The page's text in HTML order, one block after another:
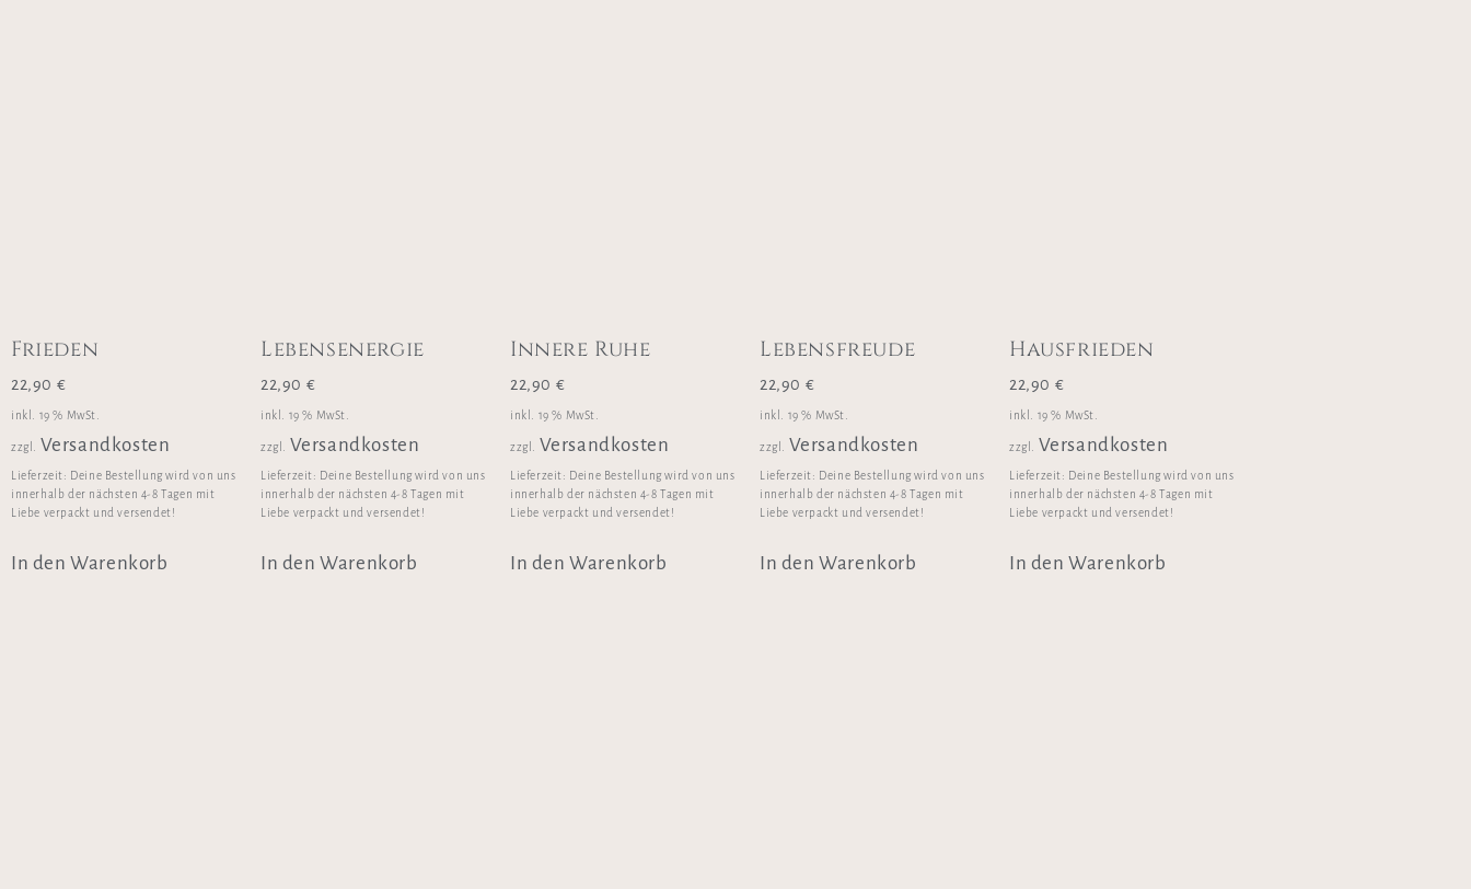
Frieden
22,90 €
inkl. 19 % MwSt.
zzgl. Versandkosten
Lieferzeit: Deine Bestellung wird von uns
innerhalb der nächsten 4-8 Tagen mit
Liebe verpackt und versendet!
In den Warenkorb
Lebensenergie
22,90 €
inkl. 19 % MwSt.
zzgl. Versandkosten
Lieferzeit: Deine Bestellung wird von uns
innerhalb der nächsten 4-8 Tagen mit
Liebe verpackt und versendet!
In den Warenkorb
Innere Ruhe
22,90 €
inkl. 19 % MwSt.
zzgl. Versandkosten
Lieferzeit: Deine Bestellung wird von uns
innerhalb der nächsten 4-8 Tagen mit
Liebe verpackt und versendet!
In den Warenkorb
Lebensfreude
22,90 €
inkl. 19 % MwSt.
zzgl. Versandkosten
Lieferzeit: Deine Bestellung wird von uns
innerhalb der nächsten 4-8 Tagen mit
Liebe verpackt und versendet!
In den Warenkorb
Hausfrieden
22,90 €
inkl. 19 % MwSt.
zzgl. Versandkosten
Lieferzeit: Deine Bestellung wird von uns
innerhalb der nächsten 4-8 Tagen mit
Liebe verpackt und versendet!
In den Warenkorb